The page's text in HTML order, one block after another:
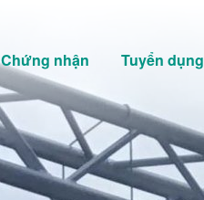
Chứng nhận Tuyển dụng